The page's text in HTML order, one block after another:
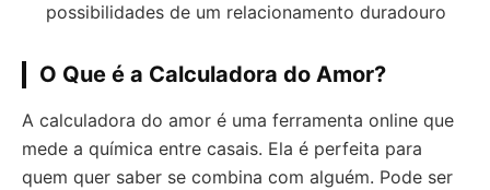
possibilidades de um relacionamento duradouro
O Que é a Calculadora do Amor?
A calculadora do amor é uma ferramenta online que
mede a química entre casais. Ela é perfeita para
quem quer saber se combina com alguém. Pode ser